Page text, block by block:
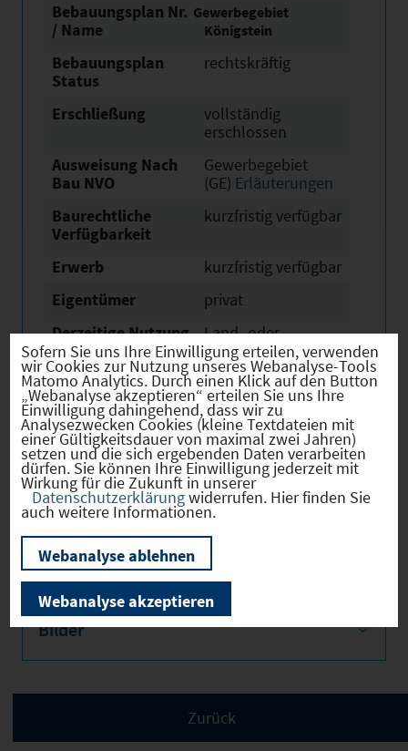
Bebauungsplan Nr.
/ Name
Gewerbegebiet
Königstein
Bebauungsplan
Status
rechtskräftig
Erschließung
vollständig
erschlossen
Ausweisung Nach
Bau NVO
Gewerbegebiet
(GE) Erläuterungen
Baurechtliche
Verfügbarkeit
kurzfristig verfügbar
Erwerb
kurzfristig verfügbar
Eigentümer
privat
Derzeitige Nutzung
Land- oder
Fortwirtschaftlich
Verkehr
Infrastruktur
Bilder
Sofern Sie uns Ihre Einwilligung erteilen, verwenden
wir Cookies zur Nutzung unseres Webanalyse-Tools
Matomo Analytics. Durch einen Klick auf den Button
„Webanalyse akzeptieren“ erteilen Sie uns Ihre
Einwilligung dahingehend, dass wir zu
Analysezwecken Cookies (kleine Textdateien mit
einer Gültigkeitsdauer von maximal zwei Jahren)
setzen und die sich ergebenden Daten verarbeiten
dürfen. Sie können Ihre Einwilligung jederzeit mit
Wirkung für die Zukunft in unserer
Datenschutzerklärungwiderrufen. Hier finden Sie
auch weitere Informationen.
Webanalyse ablehnen
Webanalyse akzeptieren